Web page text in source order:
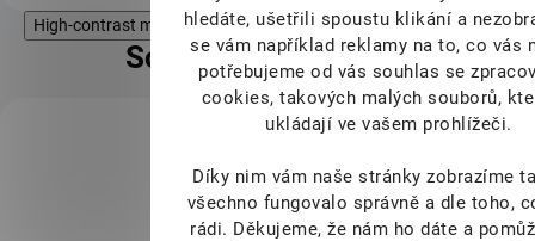
hledáte, ušetřili spoustu klikání a
se vám například reklamy na to, co vás
potřebujeme od vás souhlas se
cookies, takových malých souborů,
ukládají ve vašem prohlížeči.
Díky nim vám naše stránky zobrazíme
všechno fungovalo správně a dle toho,
rádi. Děkujeme, že nám ho dáte a
High-contrast mode
Související produkty
KÓD: